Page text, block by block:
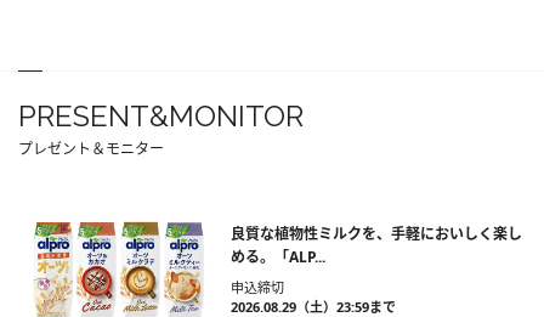
PRESENT&MONITOR
プレゼント＆モニター
良質な植物性ミルクを、手軽においしく楽し
める。「ALP...
申込締切
2026.08.29（土）23:59まで